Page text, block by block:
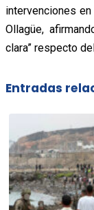
intervenciones
Ollagüe,
clara” respecto
Entradas